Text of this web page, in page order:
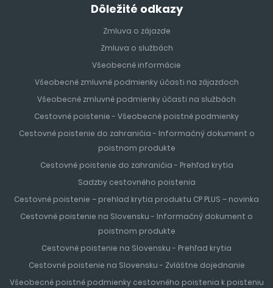
Dôležité odkazy
Zmluva o zájazde
Zmluva o službách
Všeobecné informácie
Všeobecné zmluvné podmienky účasti na zájazdoch
Všeobecné zmluvné podmienky účasti na službách
Cestovné poistenie - Všeobecné poistné podmienky
Cestovné poistenie do zahraničia - Informačný dokument o
poistnom produkte
Cestovné poistenie do zahraničia - Prehľad krytia
Sadzby cestovného poistenia
Cestovné poistenie – prehlad krytia produktu CP PLUS – novinka
Cestovné poistenie na Slovensku - Informačný dokument o
poistnom produkte
Cestovné poistenie na Slovensku - Prehľad krytia
Cestovné poistenie na Slovensku - Zvláštne dojednanie
Všeobecné poistné podmienky cestovného poistenia k poisteniu